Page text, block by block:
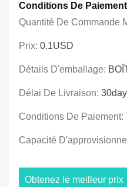
Conditions De
Quantité De Commande
Prix: 0.1USD
Détails D'emballage:
Délai De Livraison:
Conditions De Paiement:
Capacité
Obtenez le meilleur prix